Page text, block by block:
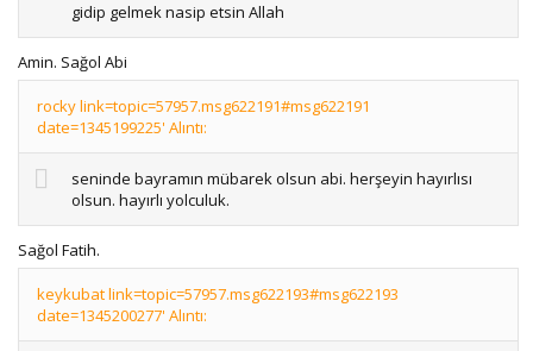
gidip gelmek nasip etsin Allah
Amin. Sağol Abi
rocky link=topic=57957.msg622191#msg622191
date=1345199225' Alıntı:
seninde bayramın mübarek olsun abi. herşeyin hayırlısı
olsun. hayırlı yolculuk.
Sağol Fatih.
keykubat link=topic=57957.msg622193#msg622193
date=1345200277' Alıntı: